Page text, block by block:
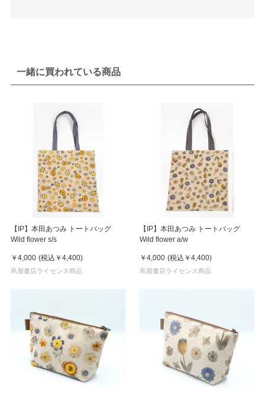
一緒に買われている商品
【IP】本田あつみ トートバッグ
Wild flower s/s
￥4,000 (税込 ￥4,400)
蔦屋書店ライセンス商品
【IP】本田あつみ トートバッグ
Wild flower a/w
￥4,000 (税込 ￥4,400)
蔦屋書店ライセンス商品